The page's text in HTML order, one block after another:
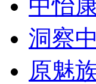
中怡
洞察
原魅